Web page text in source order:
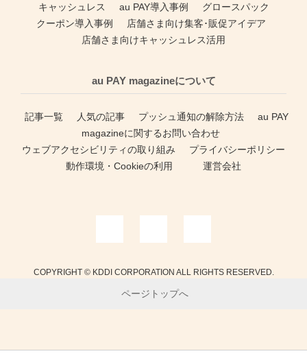
キャッシュレス
au PAY導入事例
グロースパック
クーポン導入事例
店舗さま向け集客･販促アイデア
店舗さま向けキャッシュレス活用
au PAY magazineについて
記事一覧 人気の記事 プッシュ通知の解除方法
au PAY
magazineに関するお問い合わせ
ウェブアクセシビリティの取り組み
プライバシーポリシー
動作環境・Cookieの利用
運営会社
COPYRIGHT © KDDI CORPORATION ALL RIGHTS RESERVED.
ページトップへ